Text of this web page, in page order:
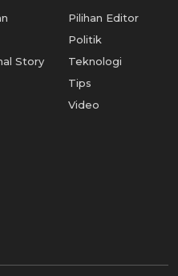
Story
Pilihan Editor
Politik
Teknologi
Tips
Video